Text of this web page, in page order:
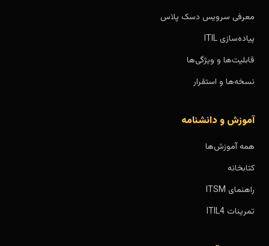
معرفی سرویس دسک پلاس
پیاده‌سازی ITIL
قابلیت‌ها و ویژگی‌ها
نسخه‌ها و استقرار
آموزش و دانشنامه
همه آموزش‌ها
کتابخانه
راهنمای ITSM
تمرینات ITIL4